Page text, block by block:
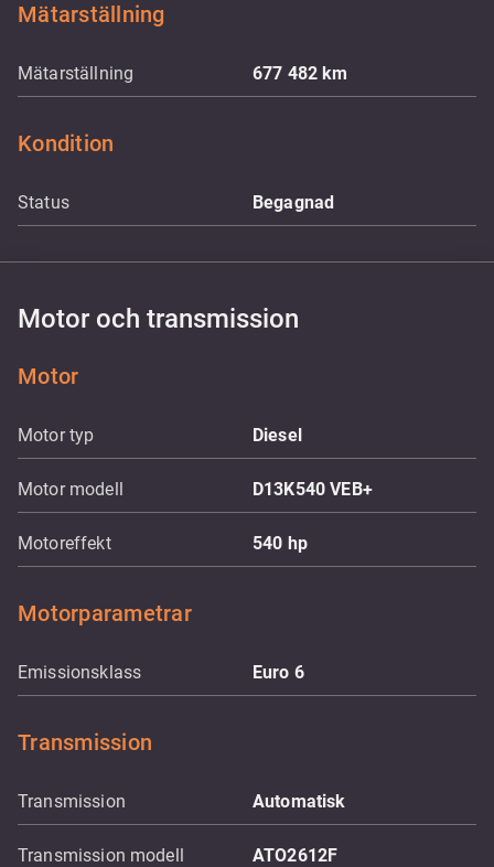
Mätarställning
Mätarställning 677 482km
Kondition
Status Begagnad
Motor och transmission
Motor
Motor typ Diesel
Motor modell D13K540 VEB+
Motoreffekt 540 hp
Motorparametrar
Emissionsklass Euro 6
Transmission
Transmission Automatisk
Transmission modell ATO2612F